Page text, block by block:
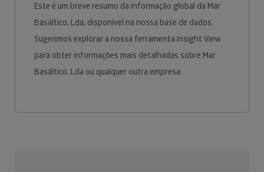
Este é um breve resumo da informação global da Mar
Basáltico, Lda, disponível na nossa base de dados.
Sugerimos explorar a nossa ferramenta Insight View
para obter informações mais detalhadas sobre Mar
Basáltico, Lda ou qualquer outra empresa.